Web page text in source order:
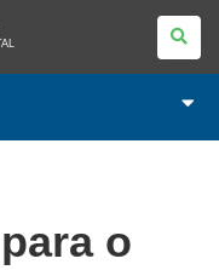
o